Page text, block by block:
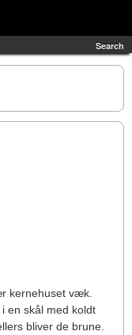
Search
kernehuset væk.
en skål med koldt
bliver de brune.